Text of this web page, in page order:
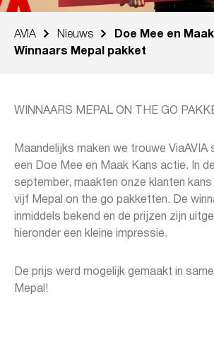
AVIA Nieuws
Doe Mee en
Winnaars Mepal pakket
WINNAARS MEPAL ON THE GO
Maandelijks maken we trouwe ViaAVIA
een Doe Mee en Maak Kans actie. In
september, maakten onze klanten kans
vijf Mepal on the go pakketten. De
inmiddels bekend en de prijzen zijn
hieronder een kleine impressie.
De prijs werd mogelijk gemaakt in
Mepal!